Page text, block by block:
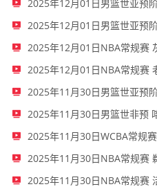
2025年12月01日NBA常规赛
2025年12月01日NBA常规赛
2025年11月30日NBA常规赛
2025年11月30日NBA常规赛